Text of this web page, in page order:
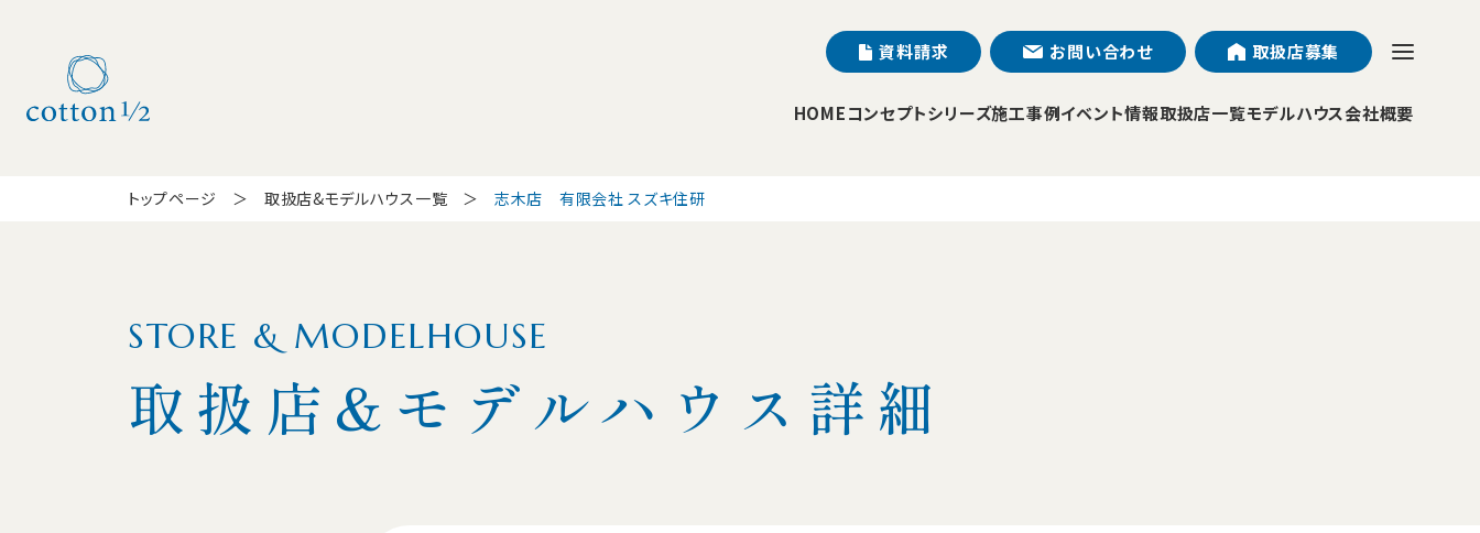
資料請求 お問い合わせ 取扱店募集
HOMEコンセプトシリーズ施工事例イベント情報取扱店一覧モデルハウス会社概要
トップページ 取扱店&モデルハウス一覧 志木店 有限会社 スズキ住研
STORE & MODELHOUSE
取扱店&モデルハウス詳細